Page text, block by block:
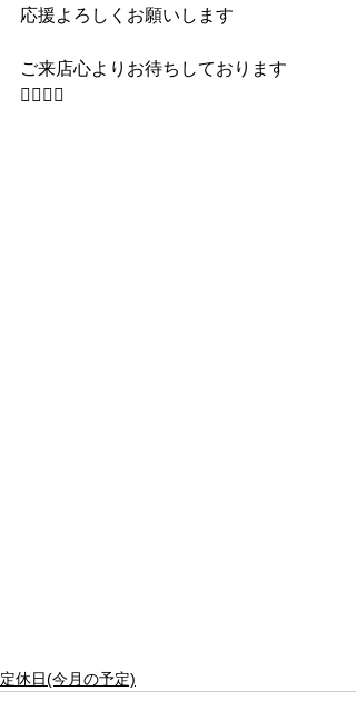
応援よろしくお願いします
ご来店心よりお待ちしております
🙇‍♂️🙇‍♀️
定休日(今月の予定)